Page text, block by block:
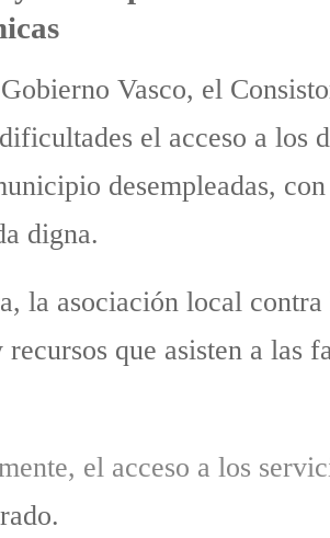
Vasco, el
el acceso a los
desempleadas,
digna.
la asociación local contra
que asisten a las
el acceso a los